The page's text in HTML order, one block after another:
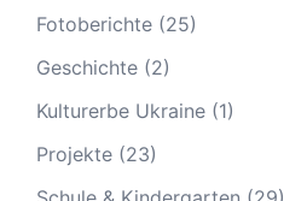
Fotoberichte (25)
Geschichte (2)
Kulturerbe Ukraine (1)
Projekte (23)